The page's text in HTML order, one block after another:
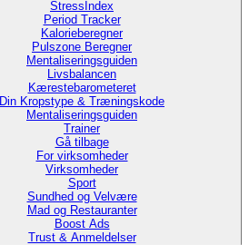
StressIndex
Period Tracker
Kalorieberegner
Pulszone Beregner
Mentaliseringsguiden
Livsbalancen
Kærestebarometeret
Din Kropstype & Træningskode
Mentaliseringsguiden
Trainer
Gå tilbage
For virksomheder
Virksomheder
Sport
Sundhed og Velvære
Mad og Restauranter
Boost Ads
Trust & Anmeldelser